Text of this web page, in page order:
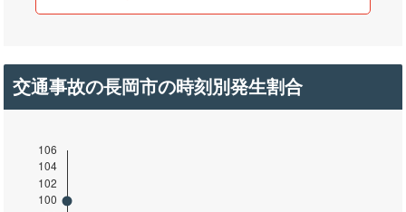
交通事故の長岡市の時刻別発生割合